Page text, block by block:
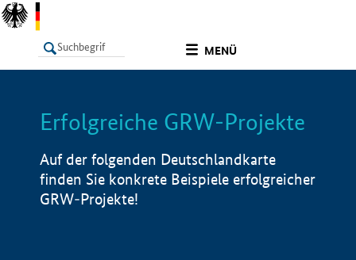
MENÜ
LISTE Info
Erfolgreiche GRW-Projekte
Auf der folgenden Deutschlandkarte
finden Sie konkrete Beispiele erfolgreicher
GRW-Projekte!